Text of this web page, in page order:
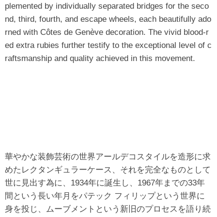
plemented by individually separated bridges for the seco
nd, third, fourth, and escape wheels, each beautifully ado
rned with Côtes de Genève decoration. The vivid blood-r
ed extra rubies further testify to the exceptional level of c
raftsmanship and quality achieved in this movement.
華やかな装飾芸術の世界アールデコスタイルを造形に求
めたレクタンギュラーケース、それを完全なものとして
世に見出す為に、1934年に誕生し、1967年までの33年
間という長い年月をパテック フィリップという世界に
身を投じ、ムーブメントという新旧のプロセスを語り続